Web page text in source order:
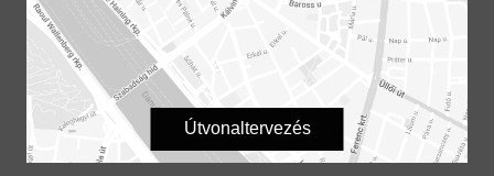
Útvonaltervezés